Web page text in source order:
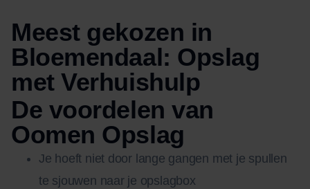
Meest gekozen in
Bloemendaal: Opslag
met Verhuishulp
De voordelen van
Oomen Opslag
Je hoeft niet door lange gangen met je spullen
te sjouwen naar je opslagbox